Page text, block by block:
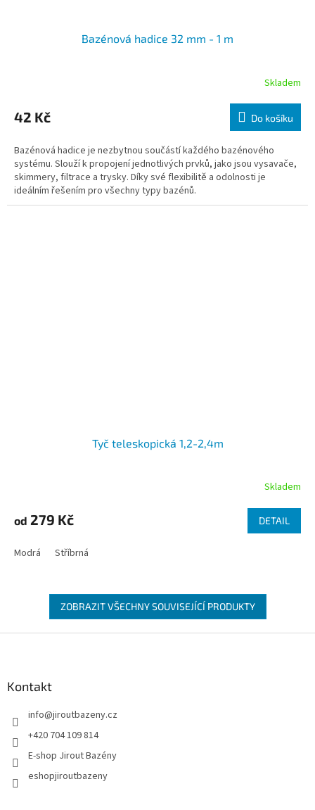
Bazénová hadice 32 mm - 1 m
Skladem
42 Kč Do košíku
Bazénová hadice je nezbytnou součástí každého bazénového
systému. Slouží k propojení jednotlivých prvků, jako jsou vysavače,
skimmery, filtrace a trysky. Díky své flexibilitě a odolnosti je
ideálním řešením pro všechny typy bazénů.
Tyč teleskopická 1,2-2,4m
Skladem
od 279 Kč DETAIL
Modrá Stříbrná
ZOBRAZIT VŠECHNY SOUVISEJÍCÍ PRODUKTY
Kontakt
info@jiroutbazeny.cz
+420 704 109 814
E-shop Jirout Bazény
eshopjiroutbazeny